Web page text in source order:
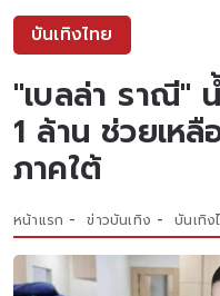
บันเทิงไทย
"เบลล่า ราณี"
1 ล้าน ช่วยเห
ภาคใต้
หน้าแรก ข่าวบันเทิง บันเทิง